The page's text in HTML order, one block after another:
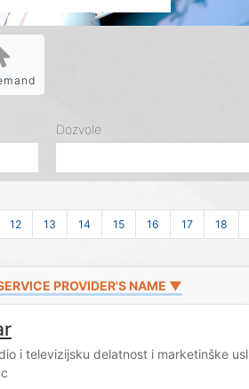
Dozvole
12 13 14 15 16 17 18
PROVIDER'S NAME ▼
i televizijsku delatnost i marketinške